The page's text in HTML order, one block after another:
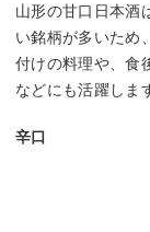
山形の甘口日本酒
い銘柄が多いため
付けの料理や、食
などにも活躍しま
辛口